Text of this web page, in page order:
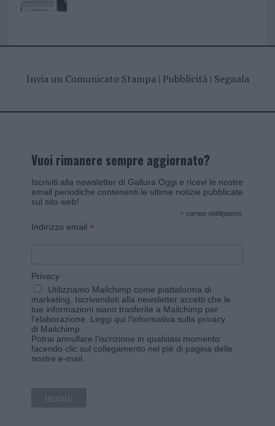
Invia un Comunicato Stampa| Pubblicità| Segnala
Vuoi rimanere sempre aggiornato?
Iscriviti alla newsletter di Gallura Oggi e ricevi le nostre
email periodiche contenenti le ultime notizie pubblicate
sul sito web!
* campo obbligatorio
Indirizzo email *
Privacy
Utilizziamo Mailchimp come piattaforma di
marketing. Iscrivendoti alla newsletter accetti che le
tue informazioni siano trasferite a Mailchimp per
l'elaborazione. Leggi qui l'informativa sulla privacy
di Mailchimp
Potrai annullare l'iscrizione in qualsiasi momento
facendo clic sul collegamento nel piè di pagina delle
nostre e-mail.